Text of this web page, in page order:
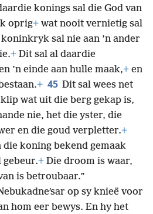
konings sal die God van
oprig+ wat nooit vernietig sal
sal nie aan ’n ander
+ Dit sal al daardie
’n einde aan hulle maak,+ en
+ 45 Dit sal wees net
wat uit die berg gekap is,
nie, het die yster, die
en die goud verpletter.+
die koning bekend gemaak
gebeur.+ Die droom is waar,
is betroubaar.”
op sy knieë voor
hom eer bewys. En hy het